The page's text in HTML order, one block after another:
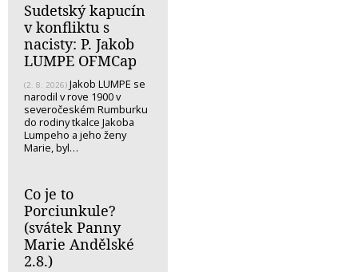
Sudetský kapucín
v konfliktu s
nacisty: P. Jakob
LUMPE OFMCap
(2. 8. 2026) Jakob LUMPE se
narodil v rove 1900 v
severočeském Rumburku
do rodiny tkalce Jakoba
Lumpeho a jeho ženy
Marie, byl…
Co je to
Porciunkule?
(svátek Panny
Marie Andělské
2.8.)